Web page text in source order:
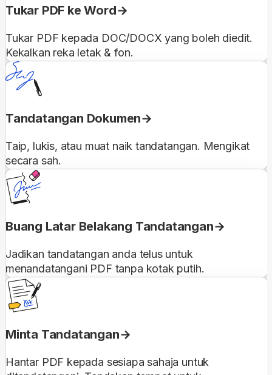
Tukar PDF ke Word
Tukar PDF kepada DOC/DOCX yang boleh diedit.
Kekalkan reka letak & fon.
Tandatangan Dokumen
Taip, lukis, atau muat naik tandatangan. Mengikat
secara sah.
Buang Latar Belakang Tandatangan
Jadikan tandatangan anda telus untuk
menandatangani PDF tanpa kotak putih.
Minta Tandatangan
Hantar PDF kepada sesiapa sahaja untuk